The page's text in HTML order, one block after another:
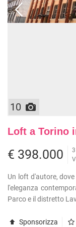
10
Loft a Torino
€ 398.000
Un loft d'autore,
l'eleganza
Parco e il distretto
Sponsorizza